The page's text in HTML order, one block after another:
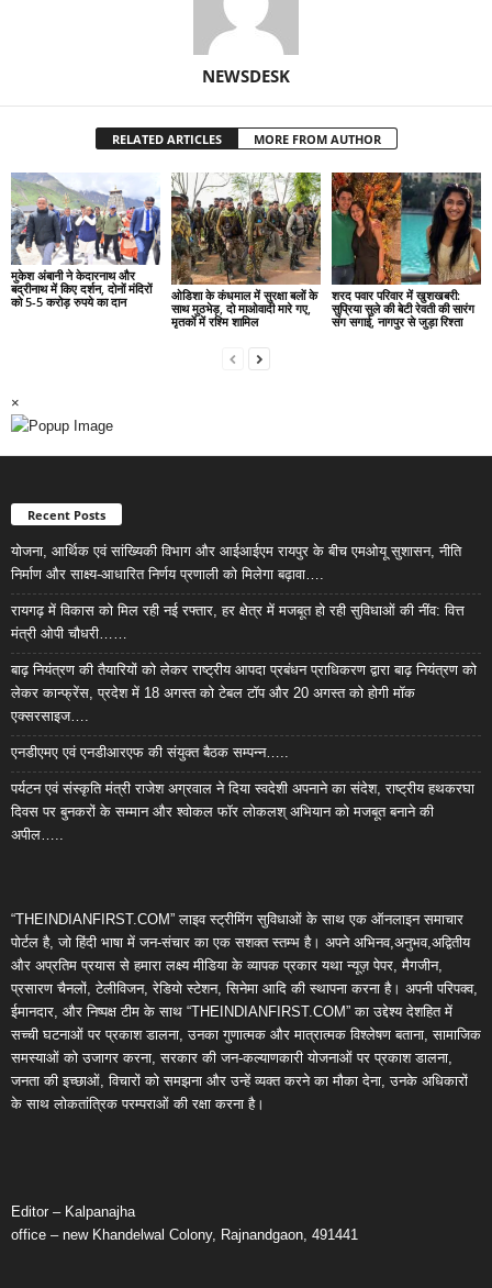
NEWSDESK
RELATED ARTICLES MORE FROM AUTHOR
मुकेश अंबानी ने केदारनाथ और
बद्रीनाथ में किए दर्शन, दोनों मंदिरों
को 5-5 करोड़ रुपये का दान
ओडिशा के कंधमाल में सुरक्षा बलों के
साथ मुठभेड़, दो माओवादी मारे गए,
मृतकों में रश्मि शामिल
शरद पवार परिवार में खुशखबरी:
सुप्रिया सुले की बेटी रेवती की सारंग
संग सगाई, नागपुर से जुड़ा रिश्ता
×
Recent Posts
योजना, आर्थिक एवं सांख्यिकी विभाग और आईआईएम रायपुर के बीच एमओयू सुशासन, नीति
निर्माण और साक्ष्य-आधारित निर्णय प्रणाली को मिलेगा बढ़ावा….
रायगढ़ में विकास को मिल रही नई रफ्तार, हर क्षेत्र में मजबूत हो रही सुविधाओं की नींव: वित्त
मंत्री ओपी चौधरी……
बाढ़ नियंत्रण की तैयारियों को लेकर राष्ट्रीय आपदा प्रबंधन प्राधिकरण द्वारा बाढ़ नियंत्रण को
लेकर कान्फ्रेंस, प्रदेश में 18 अगस्त को टेबल टॉप और 20 अगस्त को होगी मॉक
एक्सरसाइज….
एनडीएमए एवं एनडीआरएफ की संयुक्त बैठक सम्पन्न…..
पर्यटन एवं संस्कृति मंत्री राजेश अग्रवाल ने दिया स्वदेशी अपनाने का संदेश, राष्ट्रीय हथकरघा
दिवस पर बुनकरों के सम्मान और श्वोकल फॉर लोकलश् अभियान को मजबूत बनाने की
अपील…..
“THEINDIANFIRST.COM” लाइव स्ट्रीमिंग सुविधाओं के साथ एक ऑनलाइन समाचार
पोर्टल है, जो हिंदी भाषा में जन-संचार का एक सशक्त स्तम्भ है। अपने अभिनव,अनुभव,अद्वितीय
और अप्रतिम प्रयास से हमारा लक्ष्य मीडिया के व्यापक प्रकार यथा न्यूज़ पेपर, मैगजीन,
प्रसारण चैनलों, टेलीविजन, रेडियो स्टेशन, सिनेमा आदि की स्थापना करना है। अपनी परिपक्व,
ईमानदार, और निष्पक्ष टीम के साथ “THEINDIANFIRST.COM” का उद्देश्य देशहित में
सच्ची घटनाओं पर प्रकाश डालना, उनका गुणात्मक और मात्रात्मक विश्लेषण बताना, सामाजिक
समस्याओं को उजागर करना, सरकार की जन-कल्याणकारी योजनाओं पर प्रकाश डालना,
जनता की इच्छाओं, विचारों को समझना और उन्हें व्यक्त करने का मौका देना, उनके अधिकारों
के साथ लोकतांत्रिक परम्पराओं की रक्षा करना है।
Editor – Kalpanajha
office – new Khandelwal Colony, Rajnandgaon, 491441